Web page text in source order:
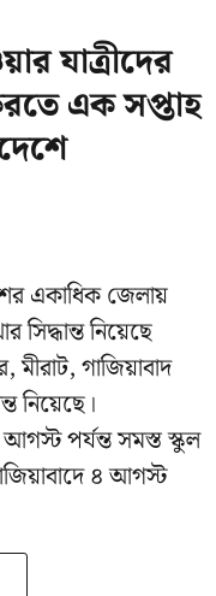
যাত্রীদের
এক সপ্তাহ
একাধিক জেলায়
নিয়েছে
গাজিয়াবাদ
নিয়েছে।
পর্যন্ত সমস্ত স্কুল
৪ আগস্ট